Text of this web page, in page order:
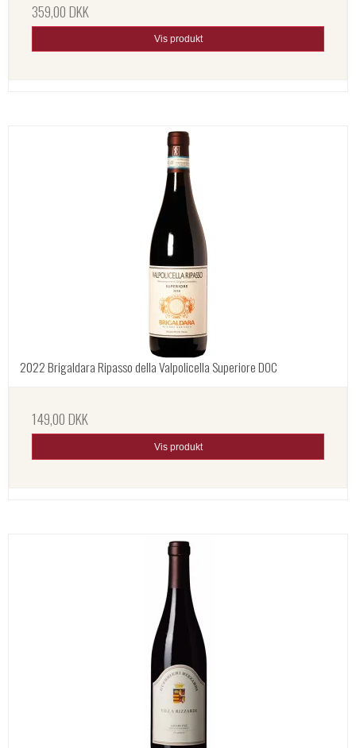
359,00 DKK
Vis produkt
2022 Brigaldara Ripasso della Valpolicella Superiore DOC
149,00 DKK
Vis produkt